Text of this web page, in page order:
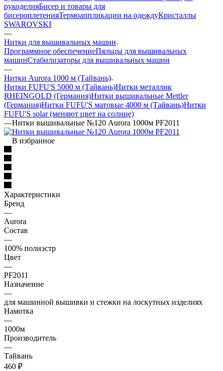
рукоделияБисер и товары для
бисероплетенияТермоаппликации на одеждуКристаллы
SWAROVSKI
—
Нитки для вышивальных машин
Программное обеспечениеПяльцы для вышивальных
машинСтабилизаторы для вышивальных машин
—
Нитки Aurora 1000 м (Тайвань)
Нитки FUFU'S 5000 м (Тайвань)Нитки металлик
RHEINGOLD (Германия)Нитки вышивальные Mettler
(Германия)Нитки FUFU'S матовые 4000 м (Тайвань)Нитки
FUFU'S solar (меняют цвет на солнце)
—Нитки вышивальные №120 Aurora 1000м PF2011
В избранное
Характеристики
Бренд
—
Aurora
Состав
—
100% полиэстр
Цвет
—
PF2011
Назначение
—
для машинной вышивки и стежки на лоскутных изделиях
Намотка
—
1000м
Производитель
—
Тайвань
460 ₽